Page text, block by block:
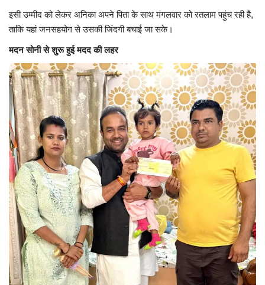
इसी उम्मीद को लेकर अनिका अपने पिता के साथ मंगलवार को रतलाम पहुंच रही है,
ताकि यहां जनसहयोग से उसकी जिंदगी बचाई जा सके।
मदन सोनी से शुरू हुई मदद की लहर